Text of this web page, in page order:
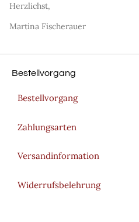
Herzlichst,
Martina Fischerauer
Bestellvorgang
Bestellvorgang
Zahlungsarten
Versandinformation
Widerrufsbelehrung